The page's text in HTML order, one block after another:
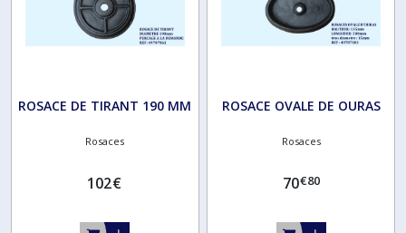
ROSACE DE TIRANT 190 MM
Rosaces
102€
ROSACE OVALE DE OURAS
Rosaces
70€80